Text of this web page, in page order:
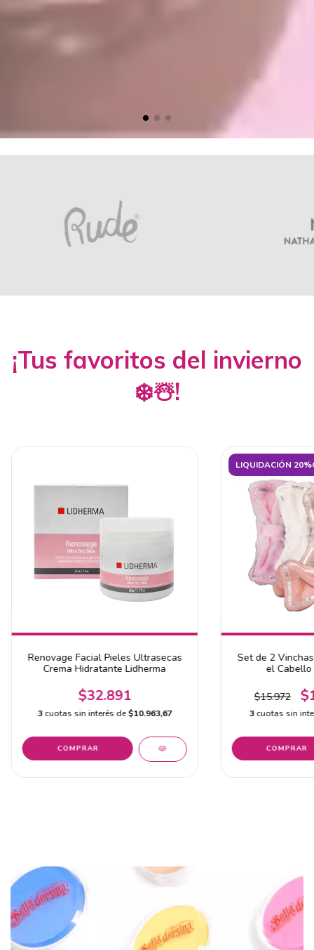
¡Tus favoritos del invierno
❄️☃️!
Renovage Facial Pieles Ultrasecas
Crema Hidratante Lidherma
$32.891
3 cuotas sin interés de$10.963,67
LIQUIDACIÓN
Set de 2
el Cabello
$15.972
3 cuotas sin